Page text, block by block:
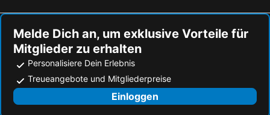
Hotel Nagglerhof
Pension Villa Blumegg
Haus Binter
Pension Frenzl - Kaiser von Österreich
Gästehaus Bachmann
Pernull
Mösslacher's Ferienwohnungen
Melde Dich an, um exklusive Vorteile für
Mitglieder zu erhalten
Personalisiere Dein Erlebnis
Treueangebote und Mitgliederpreise
Einloggen